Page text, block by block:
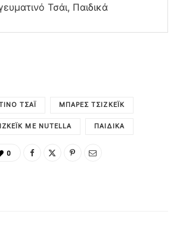
Τσάι, Παιδικά
ΤΣΆΙ ΜΠΆΡΕΣ ΤΣΙΖΚΈΙΚ
ΜΕ NUTELLA ΠΑΙΔΙΚΑ
0